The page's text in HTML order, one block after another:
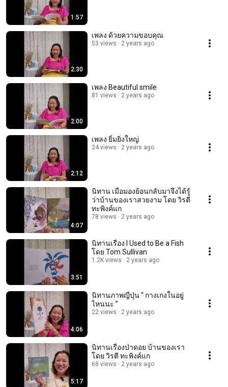
1:57
2:30
เพลง ด้วยความขอบคุณ
53 views 2 years ago
2:00
เพลง Beautiful smile
81 views 2 years ago
2:12
เพลง ยิ้มยิ่งใหญ่
24 views 2 years ago
4:07
นิทาน เมื่อมองย้อนกลับมาจึงได้รู้
ว่าบ้านของเราสวยงาม โดย วิรตี
ทะพิงค์แก
78 views 2 years ago
3:51
นิทานเรื่อง I Used to Be a Fish
โดย Tom Sullivan
1.2K views 2 years ago
4:06
นิทานภาพญี่ปุ่น “ กางเกงในอยู่
ไหนนะ ”
22 views 2 years ago
5:17
นิทานเรื่องป่าดอย บ้านของเรา
โดย วิรตี ทะพิงค์แก
68 views 2 years ago